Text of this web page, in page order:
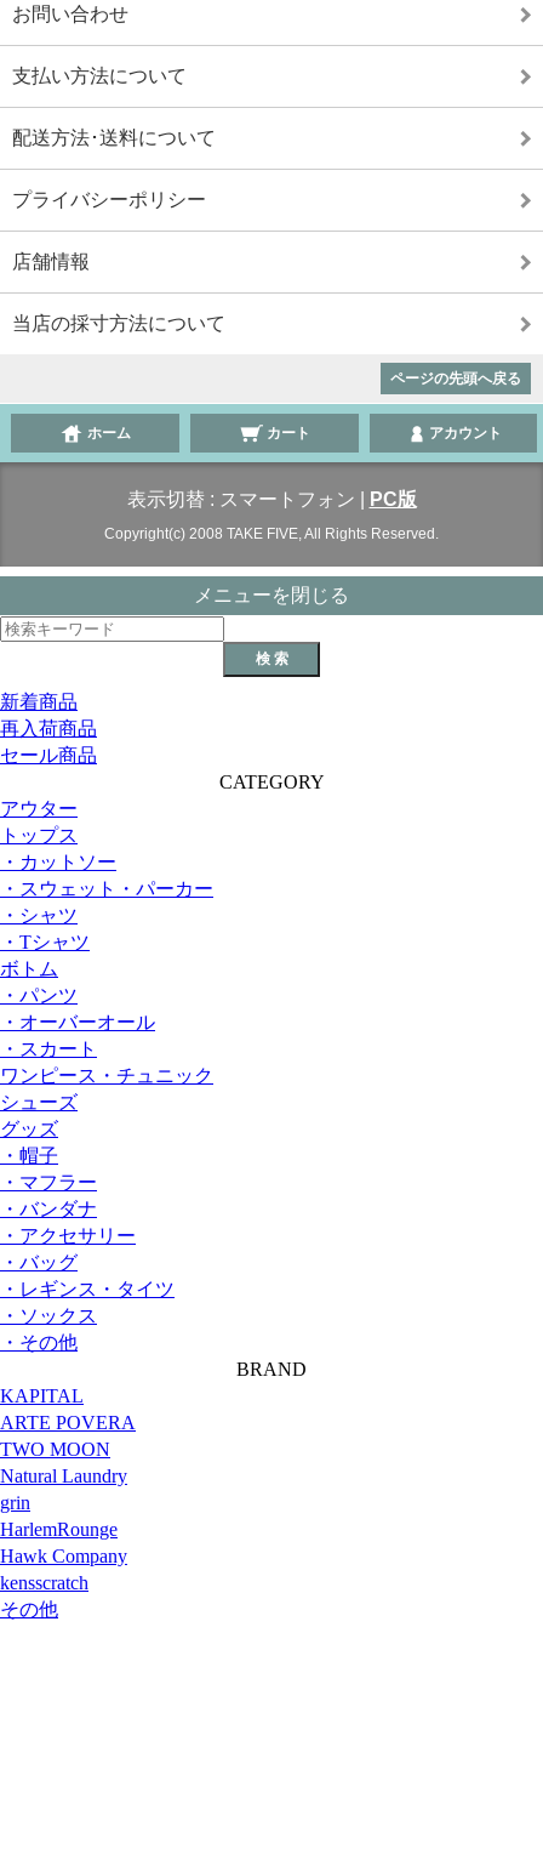
お問い合わせ
支払い方法について
配送方法･送料について
プライバシーポリシー
店舗情報
当店の採寸方法について
ページの先頭へ戻る
ホーム カート アカウント
表示切替 : スマートフォン PC版
Copyright(c) 2008 TAKE FIVE, All Rights Reserved.
メニューを閉じる
新着商品
再入荷商品
セール商品
CATEGORY
アウター
トップス
・カットソー
・スウェット・パーカー
・シャツ
・Tシャツ
ボトム
・パンツ
・オーバーオール
・スカート
ワンピース・チュニック
シューズ
グッズ
・帽子
・マフラー
・バンダナ
・アクセサリー
・バッグ
・レギンス・タイツ
・ソックス
・その他
BRAND
KAPITAL
ARTE POVERA
TWO MOON
Natural Laundry
grin
HarlemRounge
Hawk Company
kensscratch
その他